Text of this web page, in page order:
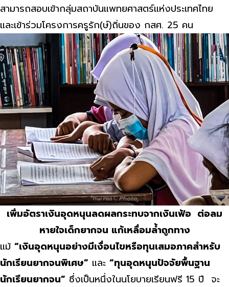
สามารถสอบเข้ากลุ่มสถาบันแพทยศาสตร์แห่งประเทศไทย
และเข้าร่วมโครงการครูรัก(ษ์)ถิ่นของ กสศ. 25 คน
เพิ่มอัตราเงินอุดหนุนลดผลกระทบจากเงินเฟ้อ ต่อลม
หายใจเด็กยากจน แก้เหลื่อมล้ำถูกทาง
แม้ “เงินอุดหนุนอย่างมีเงื่อนไขหรือทุนเสมอภาคสำหรับ
นักเรียนยากจนพิเศษ” และ “ทุนอุดหนุนปัจจัยพื้นฐาน
นักเรียนยากจน” ซึ่งเป็นหนึ่งในนโยบายเรียนฟรี 15 ปี จะ